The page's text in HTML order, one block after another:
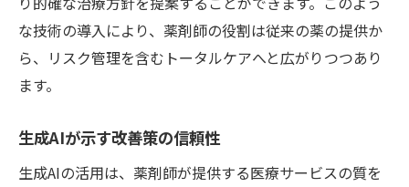
な技術の導入により、薬剤師の役割は従来の薬の提供か
ら、リスク管理を含むトータルケアへと広がりつつあり
ます。
生成AIが示す改善策の信頼性
生成AIの活用は、薬剤師が提供する医療サービスの質を